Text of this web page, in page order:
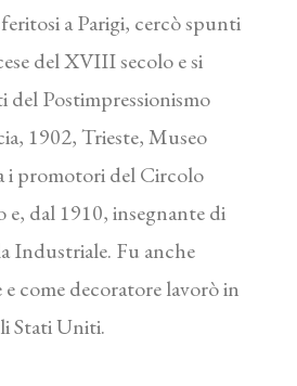
a Parigi, cercò spunti
del XVIII secolo e si
del Postimpressionismo
1902, Trieste, Museo
i promotori del Circolo
dal 1910, insegnante di
Industriale. Fu anche
come decoratore lavorò in
Stati Uniti.